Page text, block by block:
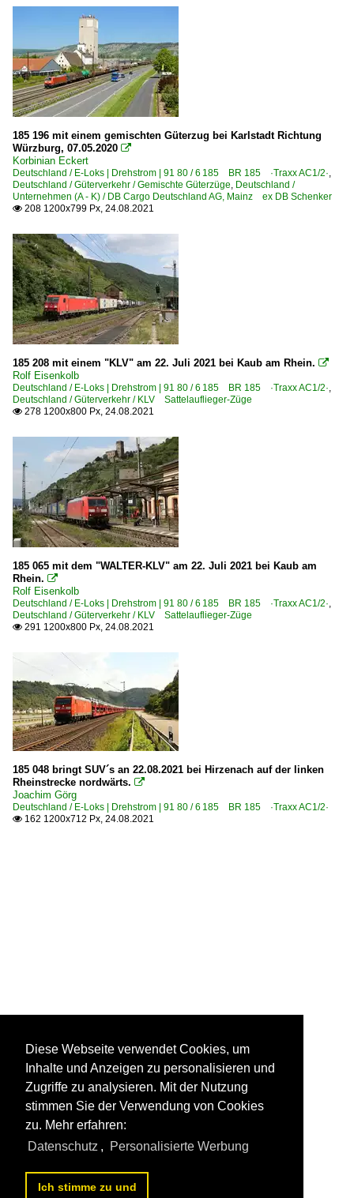
185 196 mit einem gemischten Güterzug bei Karlstadt Richtung
Würzburg, 07.05.2020 
Korbinian Eckert
Deutschland / E-Loks | Drehstrom | 91 80 / 6 185 BR 185 ·Traxx AC1/2·
Deutschland / Güterverkehr / Gemischte Güterzüge Deutschland /
Unternehmen (A - K) / DB Cargo Deutschland AG, Mainz ex DB Schenker
 208 1200x799 Px, 24.08.2021
185 208 mit einem "KLV" am 22. Juli 2021 bei Kaub am Rhein. 
Rolf Eisenkolb
Deutschland / E-Loks | Drehstrom | 91 80 / 6 185 BR 185 ·Traxx AC1/2·
Deutschland / Güterverkehr / KLV Sattelauflieger-Züge
 278 1200x800 Px, 24.08.2021
185 065 mit dem "WALTER-KLV" am 22. Juli 2021 bei Kaub am
Rhein. 
Rolf Eisenkolb
Deutschland / E-Loks | Drehstrom | 91 80 / 6 185 BR 185 ·Traxx AC1/2·
Deutschland / Güterverkehr / KLV Sattelauflieger-Züge
 291 1200x800 Px, 24.08.2021
185 048 bringt SUV´s an 22.08.2021 bei Hirzenach auf der linken
Rheinstrecke nordwärts. 
Joachim Görg
Deutschland / E-Loks | Drehstrom | 91 80 / 6 185 BR 185 ·Traxx AC1/2·
 162 1200x712 Px, 24.08.2021
Diese Webseite verwendet Cookies, um
Inhalte und Anzeigen zu personalisieren und
Zugriffe zu analysieren. Mit der Nutzung
stimmen Sie der Verwendung von Cookies
zu. Mehr erfahren:
Datenschutz , Personalisierte Werbung
Ich stimme zu und